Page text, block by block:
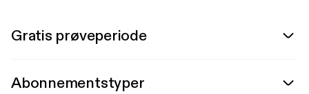
Gratis prøveperiode
Abonnementstyper